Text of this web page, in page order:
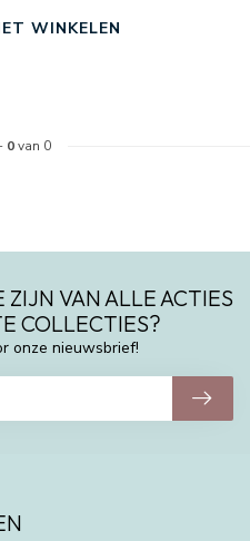
WINKELEN
- 0van 0
VAN ALLE ACTIES
COLLECTIES?
onze nieuwsbrief!